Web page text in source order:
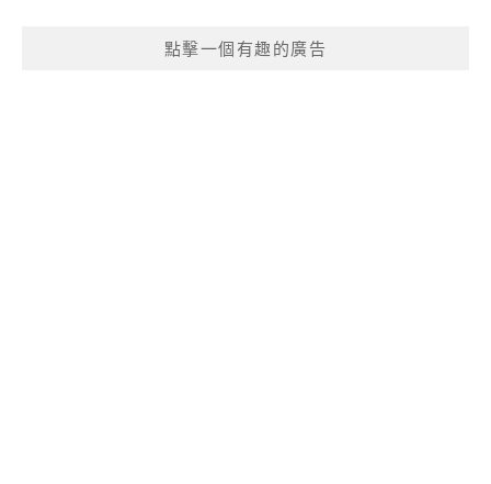
點擊一個有趣的廣告